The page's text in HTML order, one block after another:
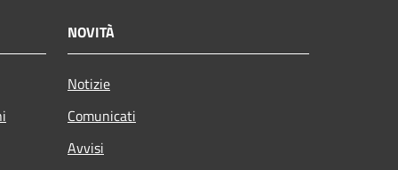
NOVITÀ
Notizie
Comunicati
Avvisi